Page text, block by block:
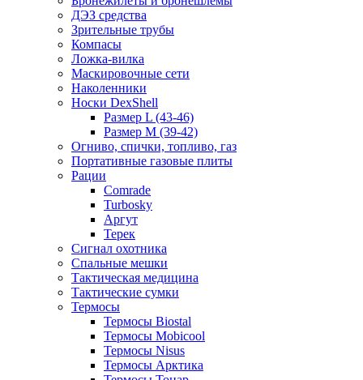
ДЭЗ средства
Зрительные трубы
Компасы
Ложка-вилка
Маскировочные сети
Наколенники
Носки DexShell
Размер L (43-46)
Размер M (39-42)
Огниво, спички, топливо, газ
Портативные газовые плиты
Рации
Comrade
Turbosky
Аргут
Терек
Сигнал охотника
Спальные мешки
Тактическая медицина
Тактические сумки
Термосы
Термосы Biostal
Термосы Mobicool
Термосы Nisus
Термосы Арктика